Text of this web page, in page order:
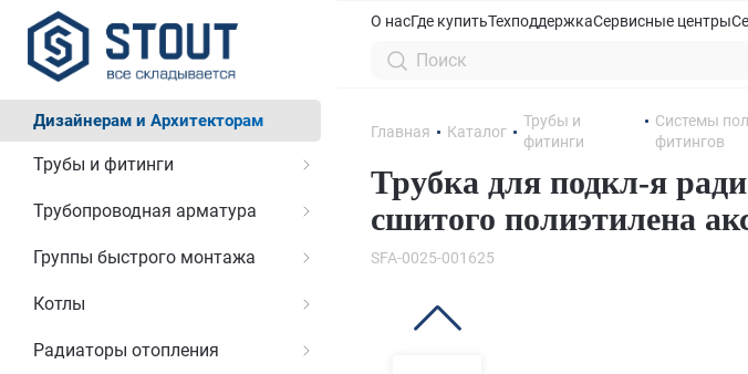
Дизайнерам и Архитекторам
Трубы и фитинги
Трубопроводная арматура
Группы быстрого монтажа
Котлы
Радиаторы отопления
О насГде купитьТехподдержкаСервисные центры
Главная Каталог
Трубы и
фитинги
Системы
фитингов
Трубка для подкл-я
сшитого полиэтилена
SFA-0025-001625